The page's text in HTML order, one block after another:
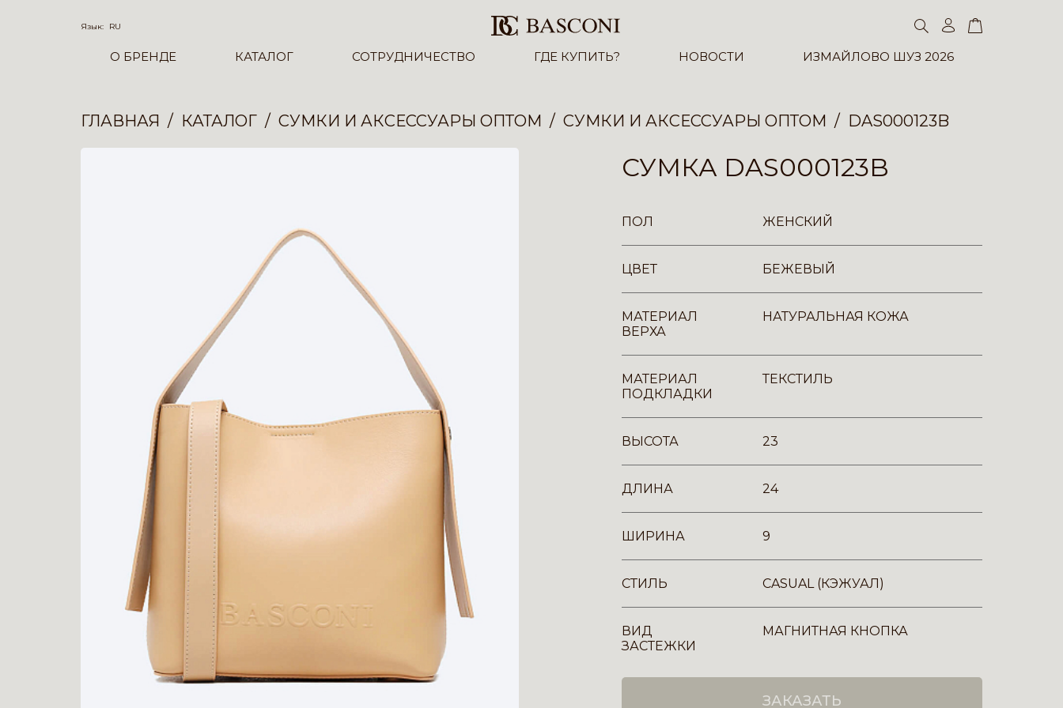
Язык: RU
О БРЕНДЕ КАТАЛОГ СОТРУДНИЧЕСТВО ГДЕ КУПИТЬ? НОВОСТИ ИЗМАЙЛОВО ШУЗ 2026
ГЛАВНАЯ КАТАЛОГ СУМКИ И АКСЕССУАРЫ ОПТОМ СУМКИ И АКСЕССУАРЫ ОПТОМ DAS000123B
СУМКА DAS000123B
ПОЛ ЖЕНСКИЙ
ЦВЕТ БЕЖЕВЫЙ
МАТЕРИАЛ
ВЕРХА
НАТУРАЛЬНАЯ КОЖА
МАТЕРИАЛ
ПОДКЛАДКИ
ТЕКСТИЛЬ
ВЫСОТА 23
ДЛИНА 24
ШИРИНА 9
СТИЛЬ CASUAL (КЭЖУАЛ)
ВИД
ЗАСТЕЖКИ
МАГНИТНАЯ КНОПКА
ЗАКАЗАТЬ